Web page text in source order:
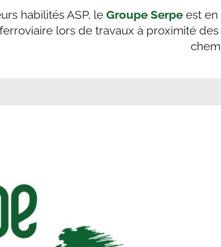
habilités ASP, le Groupe Serpe est en
lors de travaux à proximité des